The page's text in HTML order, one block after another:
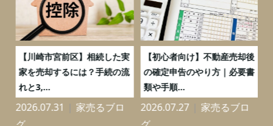
【川崎市宮前区】相続した実
家を売却するには？手続の流
れと3,...
2026.07.31
家売るブロ
【初心者向け】不動産売却後
の確定申告のやり方｜必要書
類や手順...
2026.07.27
家売るブロ